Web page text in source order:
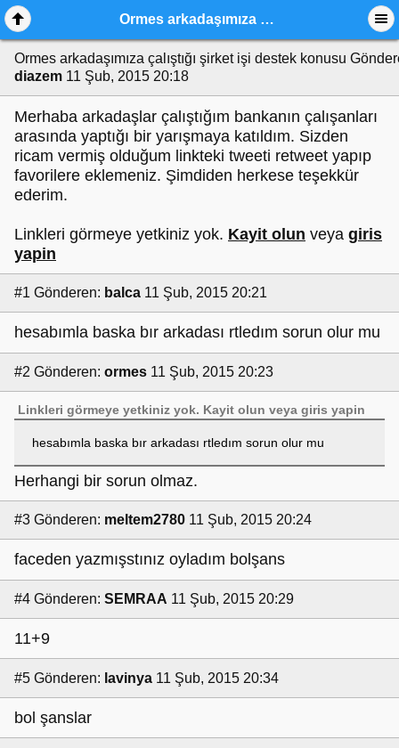
Ormes arkadaşımıza çalıştığı şirket işi destek konusu
Ormes arkadaşımıza çalıştığı şirket işi destek konusu
diazem 11 Şub, 2015 20:18
Merhaba arkadaşlar çalıştığım bankanın çalışanları
arasında yaptığı bir yarışmaya katıldım. Sizden
ricam vermiş olduğum linkteki tweeti retweet yapıp
favorilere eklemeniz. Şimdiden herkese teşekkür
ederim.
Linkleri görmeye yetkiniz yok. Kayit olun veya giris
yapin
#1 Gönderen: balca 11 Şub, 2015 20:21
hesabımla baska bır arkadası rtledım sorun olur mu
#2 Gönderen: ormes 11 Şub, 2015 20:23
Linkleri görmeye yetkiniz yok. Kayit olun veyagiris yapin
hesabımla baska bır arkadası rtledım sorun olur mu
Herhangi bir sorun olmaz.
#3 Gönderen: meltem2780 11 Şub, 2015 20:24
faceden yazmışstınız oyladım bolşans
#4 Gönderen: SEMRAA 11 Şub, 2015 20:29
11+9
#5 Gönderen: lavinya 11 Şub, 2015 20:34
bol şanslar